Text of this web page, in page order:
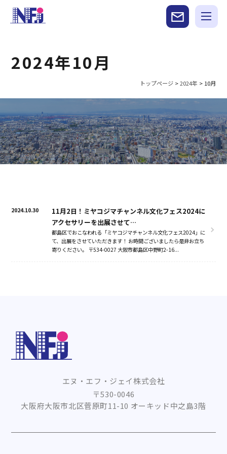
お知らせ
採用情報
2024年10月
トップページ>2024年 > 10月
2024.10.30
11月2日！ミヤコジマチャンネル文化フェス2024に
アクセサリーを出展させて…
都島区でおこなわれる「ミヤコジマチャンネル文化フェス2024」に
て、出展をさせていただきます！ お時間ございましたら是非お立ち
寄りください。 〒534-0027 大阪市都島区中野町2-16...
エヌ・エフ・ジェイ株式会社
〒530-0046
大阪府大阪市北区菅原町11-10 オーキッド中之島3階